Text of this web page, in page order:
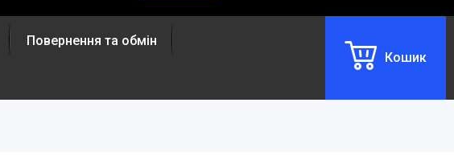
Повернення та обмін
Кошик